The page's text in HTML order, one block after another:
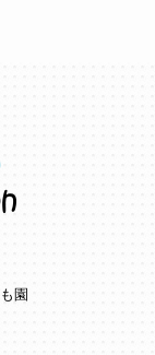
園